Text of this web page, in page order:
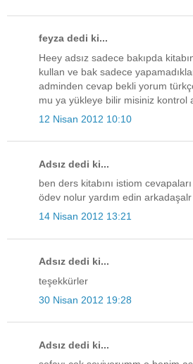
feyza dedi ki...
Heey adsız sadece bakıpda
kullan ve bak sadece
adminden cevap bekli yorum
mu ya yükleye bilir misiniz kontrol
12 Nisan 2012 10:10
Adsız dedi ki...
ben ders kitabını istiom
ödev nolur yardım edin arkadaşalr
14 Nisan 2012 13:21
Adsız dedi ki...
teşekkürler
30 Nisan 2012 19:28
Adsız dedi ki...